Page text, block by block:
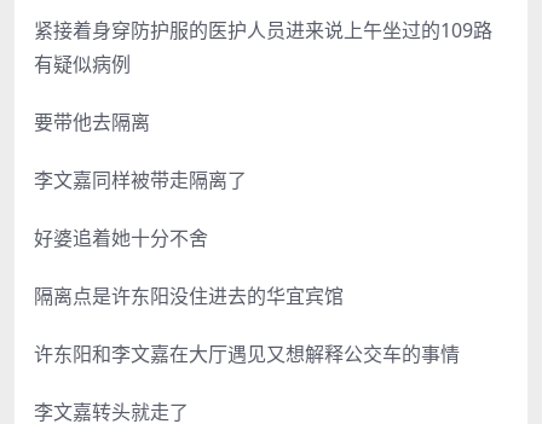
紧接着身穿防护服的医护人员进来说上午坐过的109路
有疑似病例
要带他去隔离
李文嘉同样被带走隔离了
好婆追着她十分不舍
隔离点是许东阳没住进去的华宜宾馆
许东阳和李文嘉在大厅遇见又想解释公交车的事情
李文嘉转头就走了